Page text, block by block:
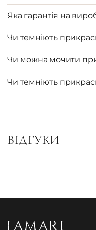
Яка гарантія на
Чи темніють
Чи можна мочити
Чи темніють
ВІДГУКИ